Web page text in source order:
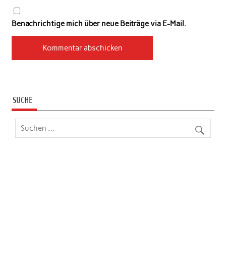
Benachrichtige mich über neue Beiträge via E-Mail.
SUCHE